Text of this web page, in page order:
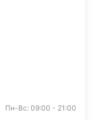
Пн-Вс: 09:00 - 21:00